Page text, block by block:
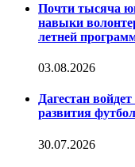
Почти тысяча
навыки
летней
03.08.2026
Дагестан
развития
30.07.2026